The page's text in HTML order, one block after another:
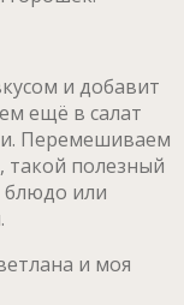
и добавит
ещё в салат
Перемешиваем
полезный
блюдо или
и моя